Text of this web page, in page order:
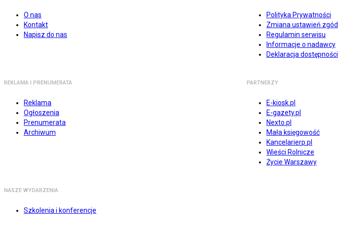
O nas
Kontakt
Napisz do nas
Polityka Prywatności
Zmiana ustawień zgód
Regulamin serwisu
Informacje o nadawcy
Deklaracja dostępności
REKLAMA I PRENUMERATA
Reklama
Ogłoszenia
Prenumerata
Archiwum
PARTNERZY
E-kiosk.pl
E-gazety.pl
Nexto.pl
Mała księgowość
Kancelarierp.pl
Wieści Rolnicze
Życie Warszawy
NASZE WYDARZENIA
Szkolenia i konferencje